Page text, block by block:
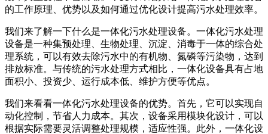
的工作原理、优势以及如何通过优化设计提高污水处理效率。
我们来了解一下什么是一体化污水处理设备。一体化污水处理
设备是一种集预处理、生物处理、沉淀、消毒于一体的综合处
理系统，可以有效去除污水中的有机物、氮磷等污染物，达到
排放标准。与传统的污水处理方式相比，一体化设备具有占地
面积小、投资少、运行成本低、维护方便等优点。
我们来看看一体化污水处理设备的优势。首先，它可以实现自
动化控制，节省人力成本。其次，设备采用模块化设计，可以
根据实际需要灵活调整处理规模，适应性强。此外，一体化设